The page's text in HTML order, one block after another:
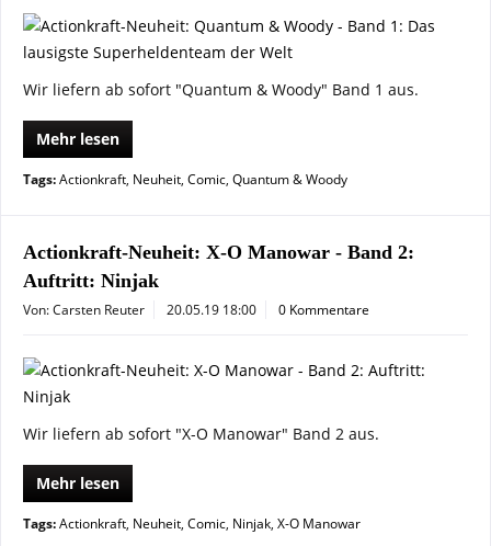
Wir liefern ab sofort "Quantum & Woody" Band 1 aus.
Mehr lesen
Tags:Actionkraft, Neuheit, Comic, Quantum & Woody
Actionkraft-Neuheit: X-O Manowar - Band 2:
Auftritt: Ninjak
Von: Carsten Reuter 20.05.19 18:00 0 Kommentare
Wir liefern ab sofort "X-O Manowar" Band 2 aus.
Mehr lesen
Tags:Actionkraft, Neuheit, Comic, Ninjak, X-O Manowar